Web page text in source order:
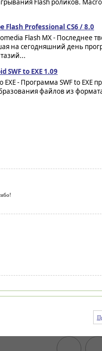
Flash роликов.
Flash Professional CS6 / 8.0
Flash MX - Последнее
на сегодняшний день
SWF to EXE 1.09
EXE - Программа SWF to EXE
файлов из